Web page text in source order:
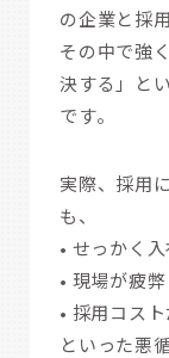
の企業と採
その中で強
決する」と
です。
実際、採用
も、
• せっかく
• 現場が疲
• 採用コス
といった悪